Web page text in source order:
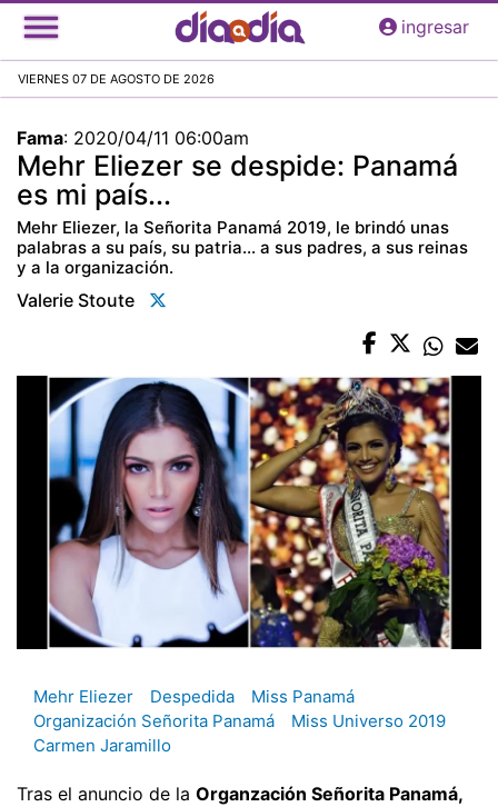
Pasar
al
principal
ingresar
VIERNES 07 DE AGOSTO DE 2026
Fama: 2020/04/11 06:00am
Mehr Eliezer se despide: Panamá
es mi país...
Mehr Eliezer, la Señorita Panamá 2019, le brindó unas
palabras a su país, su patria... a sus padres, a sus reinas
y a la organización.
Valerie Stoute
Mehr Eliezer Despedida
Miss Panamá
Organización Señorita Panamá
Miss Universo 2019
Carmen Jaramillo
Tras el anuncio de la Organzación Señorita Panamá,